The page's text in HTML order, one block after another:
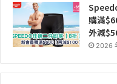
購滿
外減
2026